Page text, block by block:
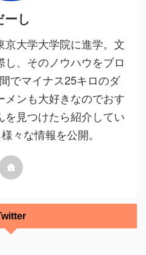
ーし
大学大学院に進学。文
、そのノウハウをブロ
でマイナス25キロのダ
メンも大好きなのでおす
見つけたら紹介してい
々な情報を公開。